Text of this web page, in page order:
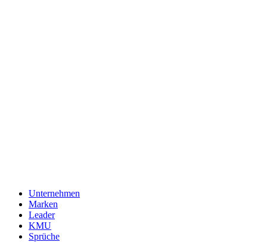
Unternehmen
Marken
Leader
KMU
Sprüche